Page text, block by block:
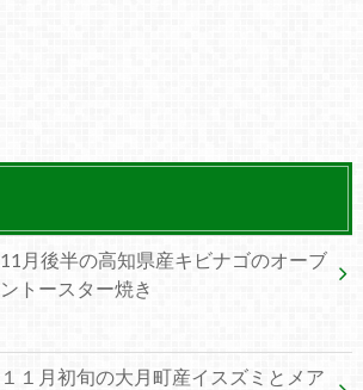
11月後半の高知県産キビナゴのオーブ
ントースター焼き
１１月初旬の大月町産イスズミとメア